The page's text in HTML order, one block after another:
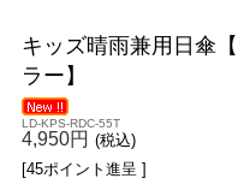
キッズ晴雨兼用日傘
ラー】
LD-KPS-RDC-55T
4,950円 (税込)
[45ポイント進呈 ]